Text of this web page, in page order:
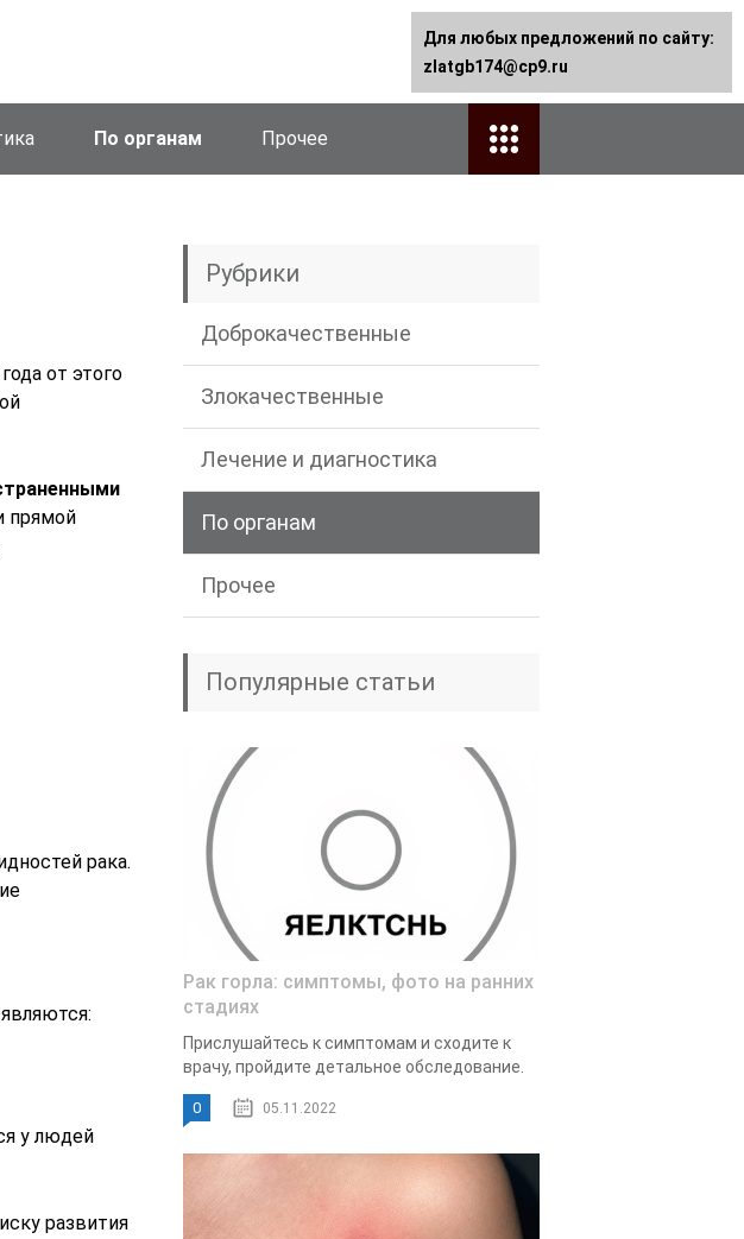
По органам Прочее
от этого
прямой
рака.
у людей
развития
Рубрики
Доброкачественные
Злокачественные
Лечение и диагностика
По органам
Прочее
Популярные статьи
Рак горла: симптомы, фото на ранних
стадиях
Прислушайтесь к симптомам и сходите к
врачу, пройдите детальное обследование.
0 05.11.2022
Для любых предложений по сайту:
zlatgb174@cp9.ru